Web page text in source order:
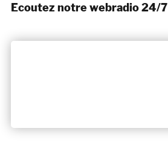
Ecoutez notre webradio 24/7